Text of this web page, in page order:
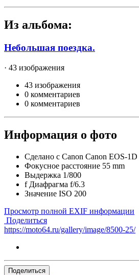
Из альбома:
Небольшая поездка.
· 43 изображения
43 изображения
0 комментариев
0 комментариев
Информация о фото
Сделано с Canon Canon EOS-
Фокусное расстояние 55 mm
Выдержка 1/800
f Диафрагма f/6.3
Значение ISO 200
Просмотр полной EXIF информации
Поделиться
https://moto64.ru/gallery/image/8500-25/
Поделиться